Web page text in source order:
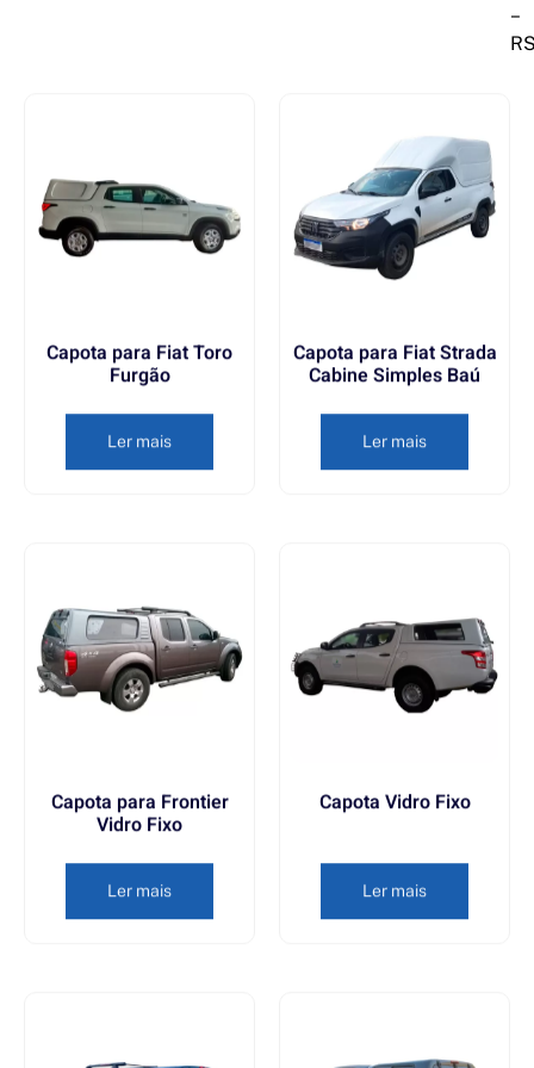
–
Capota para Fiat Toro
Furgão
Ler mais
Capota para Fiat Strada
Cabine Simples Baú
Ler mais
Capota para Frontier
Vidro Fixo
Ler mais
Capota Vidro Fixo
Ler mais